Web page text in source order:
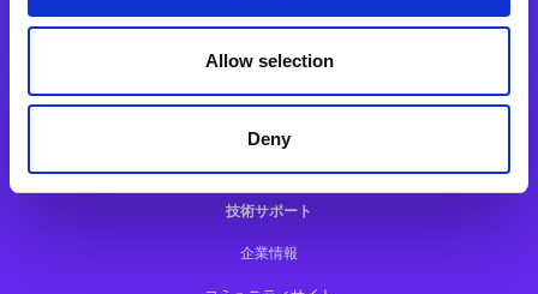
Allow selection
Deny
Magic xpi
Magic xpi製品詳細
Magic xpi購入後手続きのご案内
Magic xpi Cloud Gateway
技術サポート
企業情報